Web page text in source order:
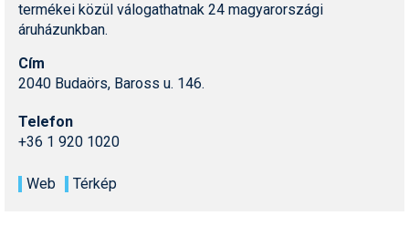
termékei közül válogathatnak 24 magyarországi
áruházunkban.
Cím
2040 Budaörs, Baross u. 146.
Telefon
+36 1 920 1020
Web Térkép